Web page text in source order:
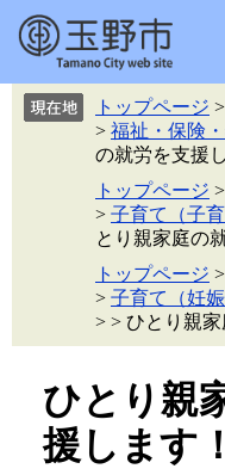
文
トップページ >
> 福祉・保険
の就労を支援
トップページ >
> 子育て（子育
とり親家庭の
トップページ >
> 子育て（妊娠
> > ひとり親家
ひとり親
援します！